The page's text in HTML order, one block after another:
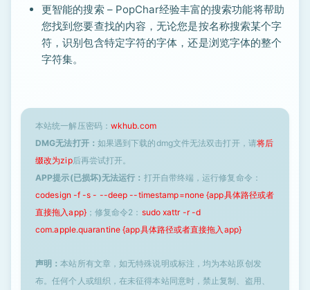
更智能的搜索 – PopChar经验丰富的搜索功能将帮助
您找到您要查找的内容，无论您是按名称搜索某个字
符，识别包含特定字符的字体，还是浏览字体的整个
字符集。
本站统一解压密码： wkhub.com
DMG无法打开： 如果遇到下载的dmg文件无法双击打开，请将后
缀改为zip后再尝试打开。
APP提示(已损坏)无法运行： 打开自带终端，运行修复命令：
codesign -f -s - --deep --timestamp=none {app具体路径或者
直接拖入app}；修复命令2： sudo xattr -r -d
com.apple.quarantine {app具体路径或者直接拖入app}
声明：本站所有文章，如无特殊说明或标注，均为本站原创发
布。任何个人或组织，在未征得本站同意时，禁止复制、盗用、